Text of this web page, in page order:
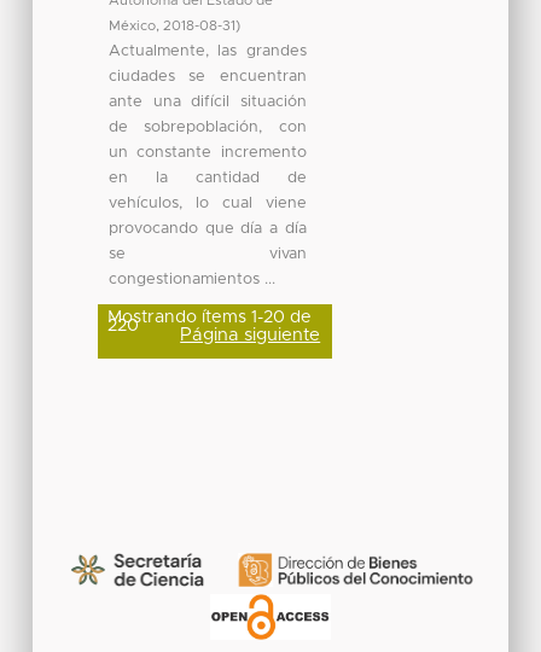
México, 2018-08-31)
Actualmente, las grandes
ciudades se encuentran
ante una difícil situación
de sobrepoblación, con
un constante incremento
en la cantidad de
vehículos, lo cual viene
provocando que día a día
se vivan
congestionamientos ...
Mostrando ítems 1-20 de
220 Página siguiente